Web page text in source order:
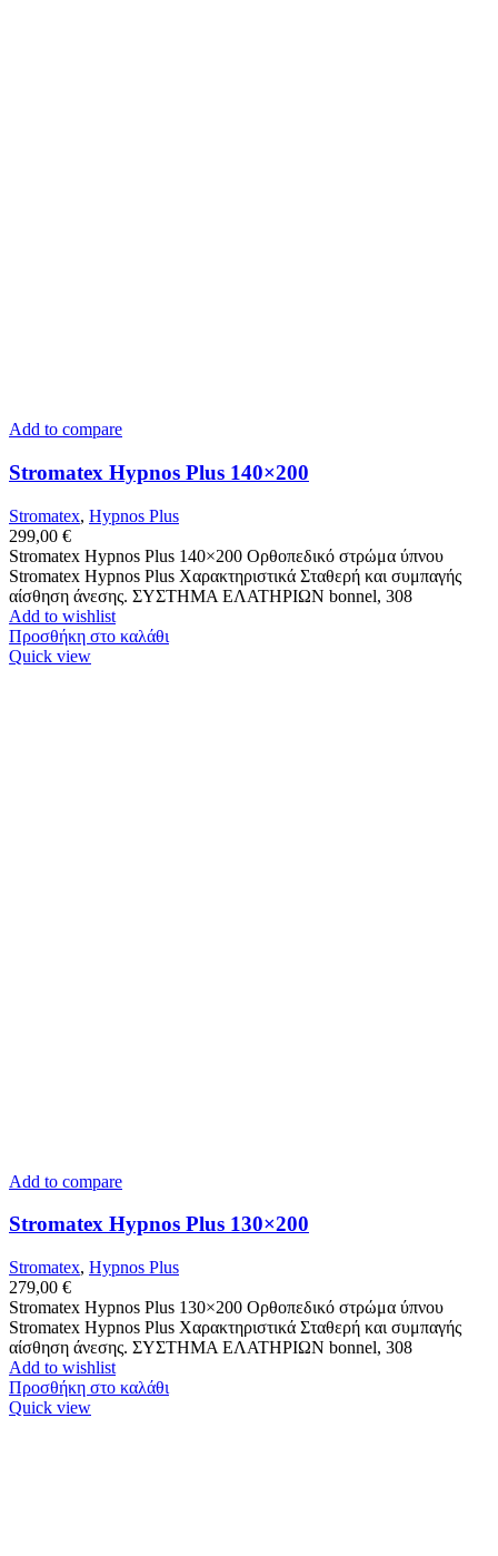
Add to compare
Stromatex Hypnos Plus 140×200
Stromatex, Hypnos Plus
299,00 €
Stromatex Hypnos Plus 140×200 Ορθοπεδικό στρώμα ύπνου
Stromatex Hypnos Plus Χαρακτηριστικά Σταθερή και συμπαγής
αίσθηση άνεσης. ΣΥΣΤΗΜΑ ΕΛΑΤΗΡΙΩΝ bonnel, 308
Add to wishlist
Προσθήκη στο καλάθι
Quick view
Add to compare
Stromatex Hypnos Plus 130×200
Stromatex, Hypnos Plus
279,00 €
Stromatex Hypnos Plus 130×200 Ορθοπεδικό στρώμα ύπνου
Stromatex Hypnos Plus Χαρακτηριστικά Σταθερή και συμπαγής
αίσθηση άνεσης. ΣΥΣΤΗΜΑ ΕΛΑΤΗΡΙΩΝ bonnel, 308
Add to wishlist
Προσθήκη στο καλάθι
Quick view